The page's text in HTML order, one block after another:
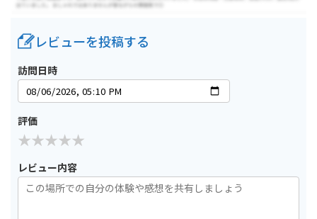
レビューを投稿する
訪問日時
評価
レビュー内容